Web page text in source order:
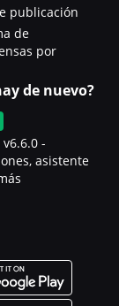
publicación
de
por
de nuevo?
-
asistente